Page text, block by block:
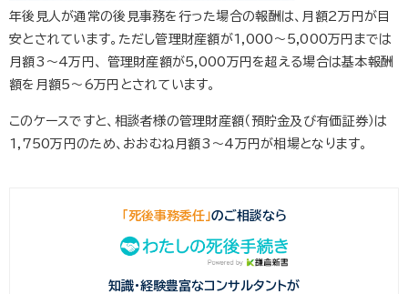
年後見人が通常の後見事務を行った場合の報酬は、月額2万円が目
安とされています。ただし管理財産額が1,000～5,000万円までは
月額3～4万円、 管理財産額が5,000万円を超える場合は基本報酬
額を月額5～6万円とされています。
このケースですと、相談者様の管理財産額（預貯金及び有価証券）は
1,750万円のため、おおむね月額3〜4万円が相場となります。
「死後事務委任」のご相談なら
知識・経験豊富なコンサルタントが